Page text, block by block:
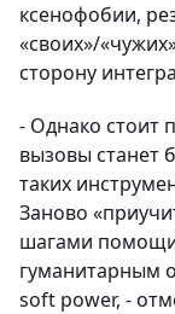
ксенофобии,
«своих»/
сторону
- Однако стоит
вызовы станет
таких
Заново
шагами
гуманитарным
soft power, -